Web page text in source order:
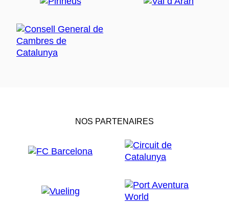
NOS PARTENAIRES